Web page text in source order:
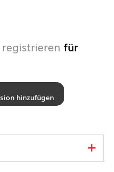
für
hinzufügen